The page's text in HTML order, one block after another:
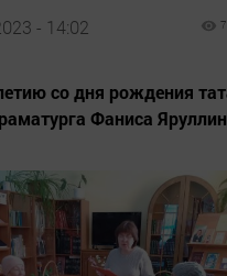
- 14:02
со дня рождения
Фаниса